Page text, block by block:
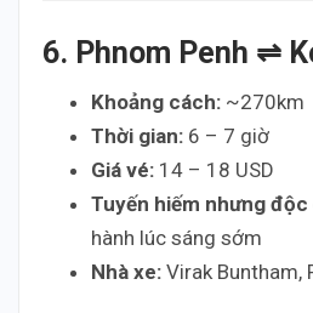
6. Phnom Penh ⇌
Khoảng cách: ~270km
Thời gian: 6 – 7 giờ
Giá vé: 14 – 18 USD
Tuyến hiếm nhưng độc
hành lúc sáng sớm
Nhà xe: Virak Buntham,